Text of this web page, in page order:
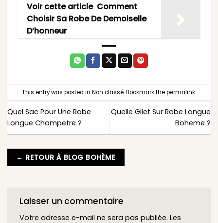
Voir cette article Comment
Choisir Sa Robe De Demoiselle
D’honneur
This entry was posted in Non classé. Bookmark thepermalink.
Quel Sac Pour Une Robe
Longue Champetre ?
Quelle Gilet Sur Robe Longue
Boheme ?
← RETOUR À BLOG BOHÈME
Laisser un commentaire
Votre adresse e-mail ne sera pas publiée. Les